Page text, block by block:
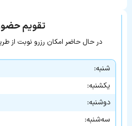
تقویم
در حال حاضر امکان رزرو نوبت از طریق پزشک
شنبه:
یکشنبه:
دوشنبه:
سه‌شنبه: